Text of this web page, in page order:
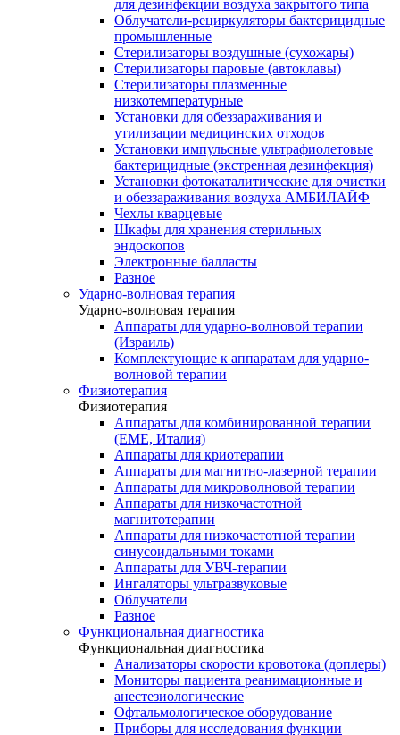
для дезинфекции воздуха закрытого типа
Облучатели-рециркуляторы бактерицидные
промышленные
Стерилизаторы воздушные (сухожары)
Стерилизаторы паровые (автоклавы)
Стерилизаторы плазменные
низкотемпературные
Установки для обеззараживания и
утилизации медицинских отходов
Установки импульсные ультрафиолетовые
бактерицидные (экстренная дезинфекция)
Установки фотокаталитические для очистки
и обеззараживания воздуха АМБИЛАЙФ
Чехлы кварцевые
Шкафы для хранения стерильных
эндоскопов
Электронные балласты
Разное
Ударно-волновая терапия
Ударно-волновая терапия
Аппараты для ударно-волновой терапии
(Израиль)
Комплектующие к аппаратам для ударно-
волновой терапии
Физиотерапия
Физиотерапия
Аппараты для комбинированной терапии
(EME, Италия)
Аппараты для криотерапии
Аппараты для магнитно-лазерной терапии
Аппараты для микроволновой терапии
Аппараты для низкочастотной
магнитотерапии
Аппараты для низкочастотной терапии
синусоидальными токами
Аппараты для УВЧ-терапии
Ингаляторы ультразвуковые
Облучатели
Разное
Функциональная диагностика
Функциональная диагностика
Анализаторы скорости кровотока (доплеры)
Мониторы пациента реанимационные и
анестезиологические
Офтальмологическое оборудование
Приборы для исследования функции